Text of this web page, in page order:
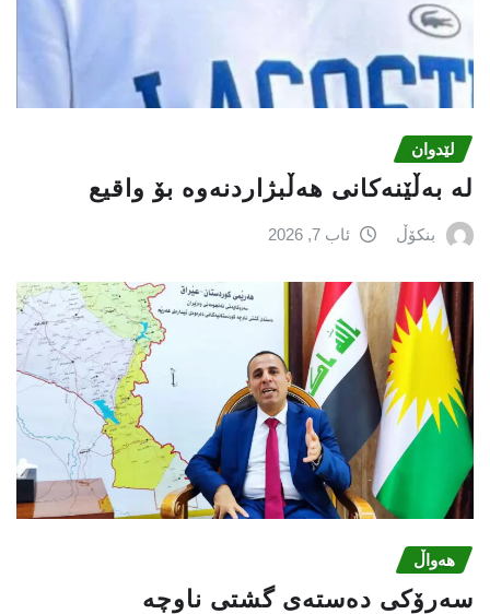
لێدوان
لە بەڵێنەکانی هەڵبژاردنەوە بۆ واقیع
بنکۆڵ ئاب 7, 2026
هەواڵ
سه‌رۆكی دەستەی گشتی ناوچە